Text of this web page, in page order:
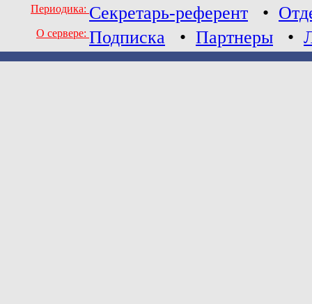
Периодика: Секретарь-референт •
О сервере: Подписка • Партнеры •